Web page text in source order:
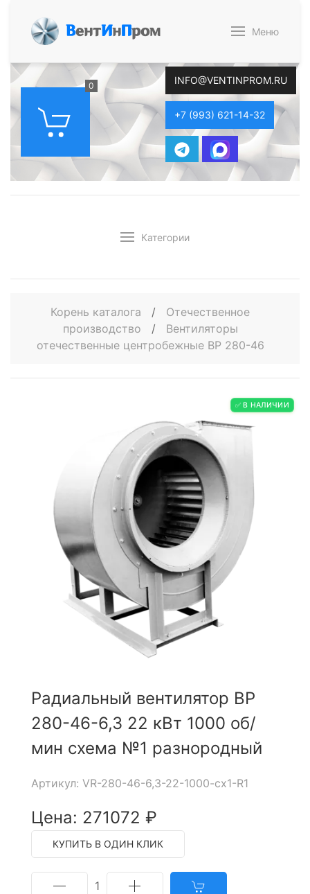
ВентИнПром Меню
0 INFO@VENTINPROM.RU
+7 (993) 621-14-32
Категории
Корень каталога /
Отечественное
производство
/
Вентиляторы
отечественные центробежные ВР 280-46
✅ В НАЛИЧИИ
Радиальный вентилятор ВР
280-46-6,3 22 кВт 1000 об/
мин схема №1 разнородный
Артикул: VR-280-46-6,3-22-1000-cx1-R1
Цена: 271072 ₽
КУПИТЬ В ОДИН КЛИК
1